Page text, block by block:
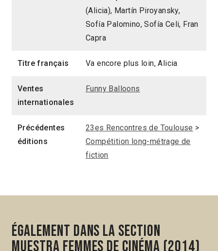
(Alicia), Martín Piroyansky,
Sofía Palomino, Sofía Celi, Fran
Capra
Titre français Va encore plus loin, Alicia
Ventes
internationales
Funny Balloons
Précédentes
éditions
23es Rencontres de Toulouse >
Compétition long-métrage de
fiction
Également dans la section
Muestra Femmes de cinéma (2014)